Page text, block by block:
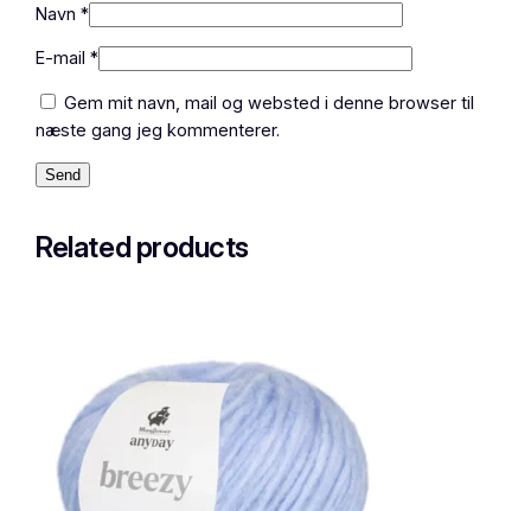
Navn*
E-mail*
Gem mit navn, mail og websted i denne browser til
næste gang jeg kommenterer.
Related products